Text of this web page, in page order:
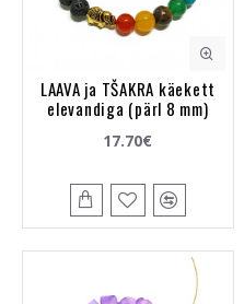
LAAVA ja TŠAKRA käekett
elevandiga (pärl 8 mm)
17.70€